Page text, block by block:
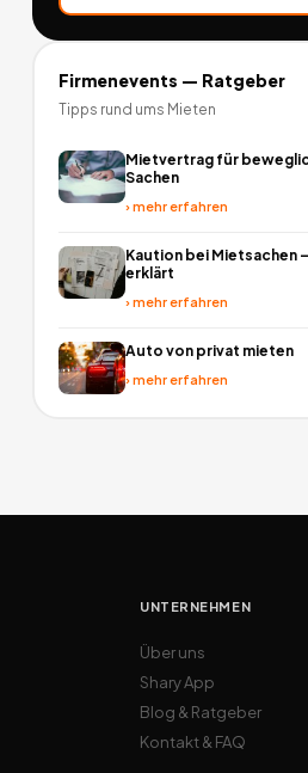
Firmenevents — Ratgeber
Tipps rund ums Mieten
Mietvertrag für
Sachen
›mehr erfahren
Kaution bei Mietsachen
erklärt
›mehr erfahren
Auto von privat mieten
›mehr erfahren
UNTERNEHMEN
Über uns
Shary App
Blog & Ratgeber
Kontakt & FAQ